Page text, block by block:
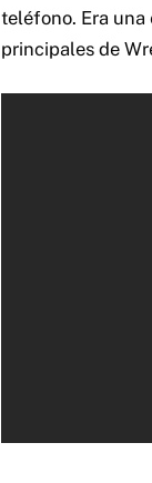
teléfono. Era una
principales de